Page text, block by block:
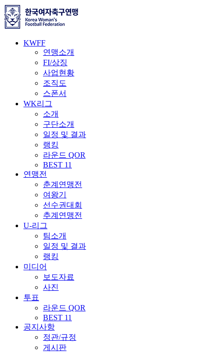
KWFF
연맹소개
FI/상징
사업현황
조직도
스폰서
WK리그
소개
구단소개
일정 및 결과
랭킹
라운드 QOR
BEST 11
연맹전
춘계연맹전
여왕기
선수권대회
추계연맹전
U-리그
팀소개
일정 및 결과
랭킹
미디어
보도자료
사진
투표
라운드 QOR
BEST 11
공지사항
정관/규정
게시판